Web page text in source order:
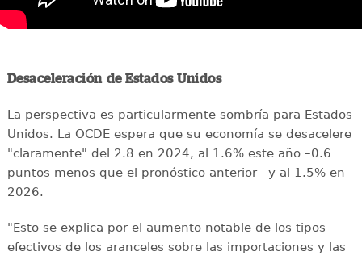
Desaceleración de Estados Unidos
La perspectiva es particularmente sombría para Estados
Unidos. La OCDE espera que su economía se desacelere
"claramente" del 2.8 en 2024, al 1.6% este año –0.6
puntos menos que el pronóstico anterior-- y al 1.5% en
2026.
"Esto se explica por el aumento notable de los tipos
efectivos de los aranceles sobre las importaciones y las